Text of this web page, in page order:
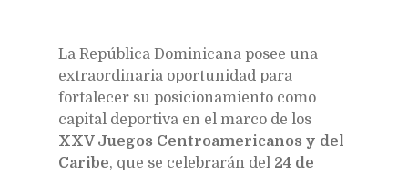
La República Dominicana posee una
extraordinaria oportunidad para
fortalecer su posicionamiento como
capital deportiva en el marco de los
XXV Juegos Centroamericanos y del
Caribe, que se celebrarán del 24 de